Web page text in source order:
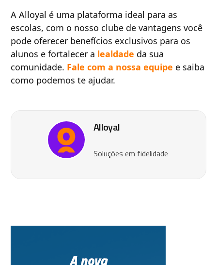
A Alloyal é uma plataforma ideal para as
escolas, com o nosso clube de vantagens você
pode oferecer benefícios exclusivos para os
alunos e fortalecer a lealdade da sua
comunidade. Fale com a nossa equipe e saiba
como podemos te ajudar.
Alloyal
Soluções em fidelidade